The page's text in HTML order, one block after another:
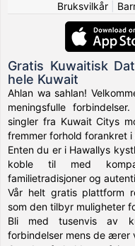
Bruksvilkår
Gratis Kuwaitisk
hele Kuwait
Ahlan wa sahlan!
meningsfulle
singler fra Kuwait Citys
fremmer forhold forankret i
Enten du er i Hawallys
koble til med
familietradisjoner og
Vår helt gratis plattform
som den tilbyr muligheter
Bli med tusenvis av
forbindelser mens de ærer